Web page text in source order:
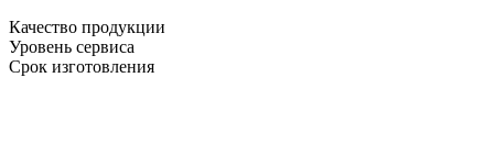
Качество продукции
Уровень сервиса
Срок изготовления